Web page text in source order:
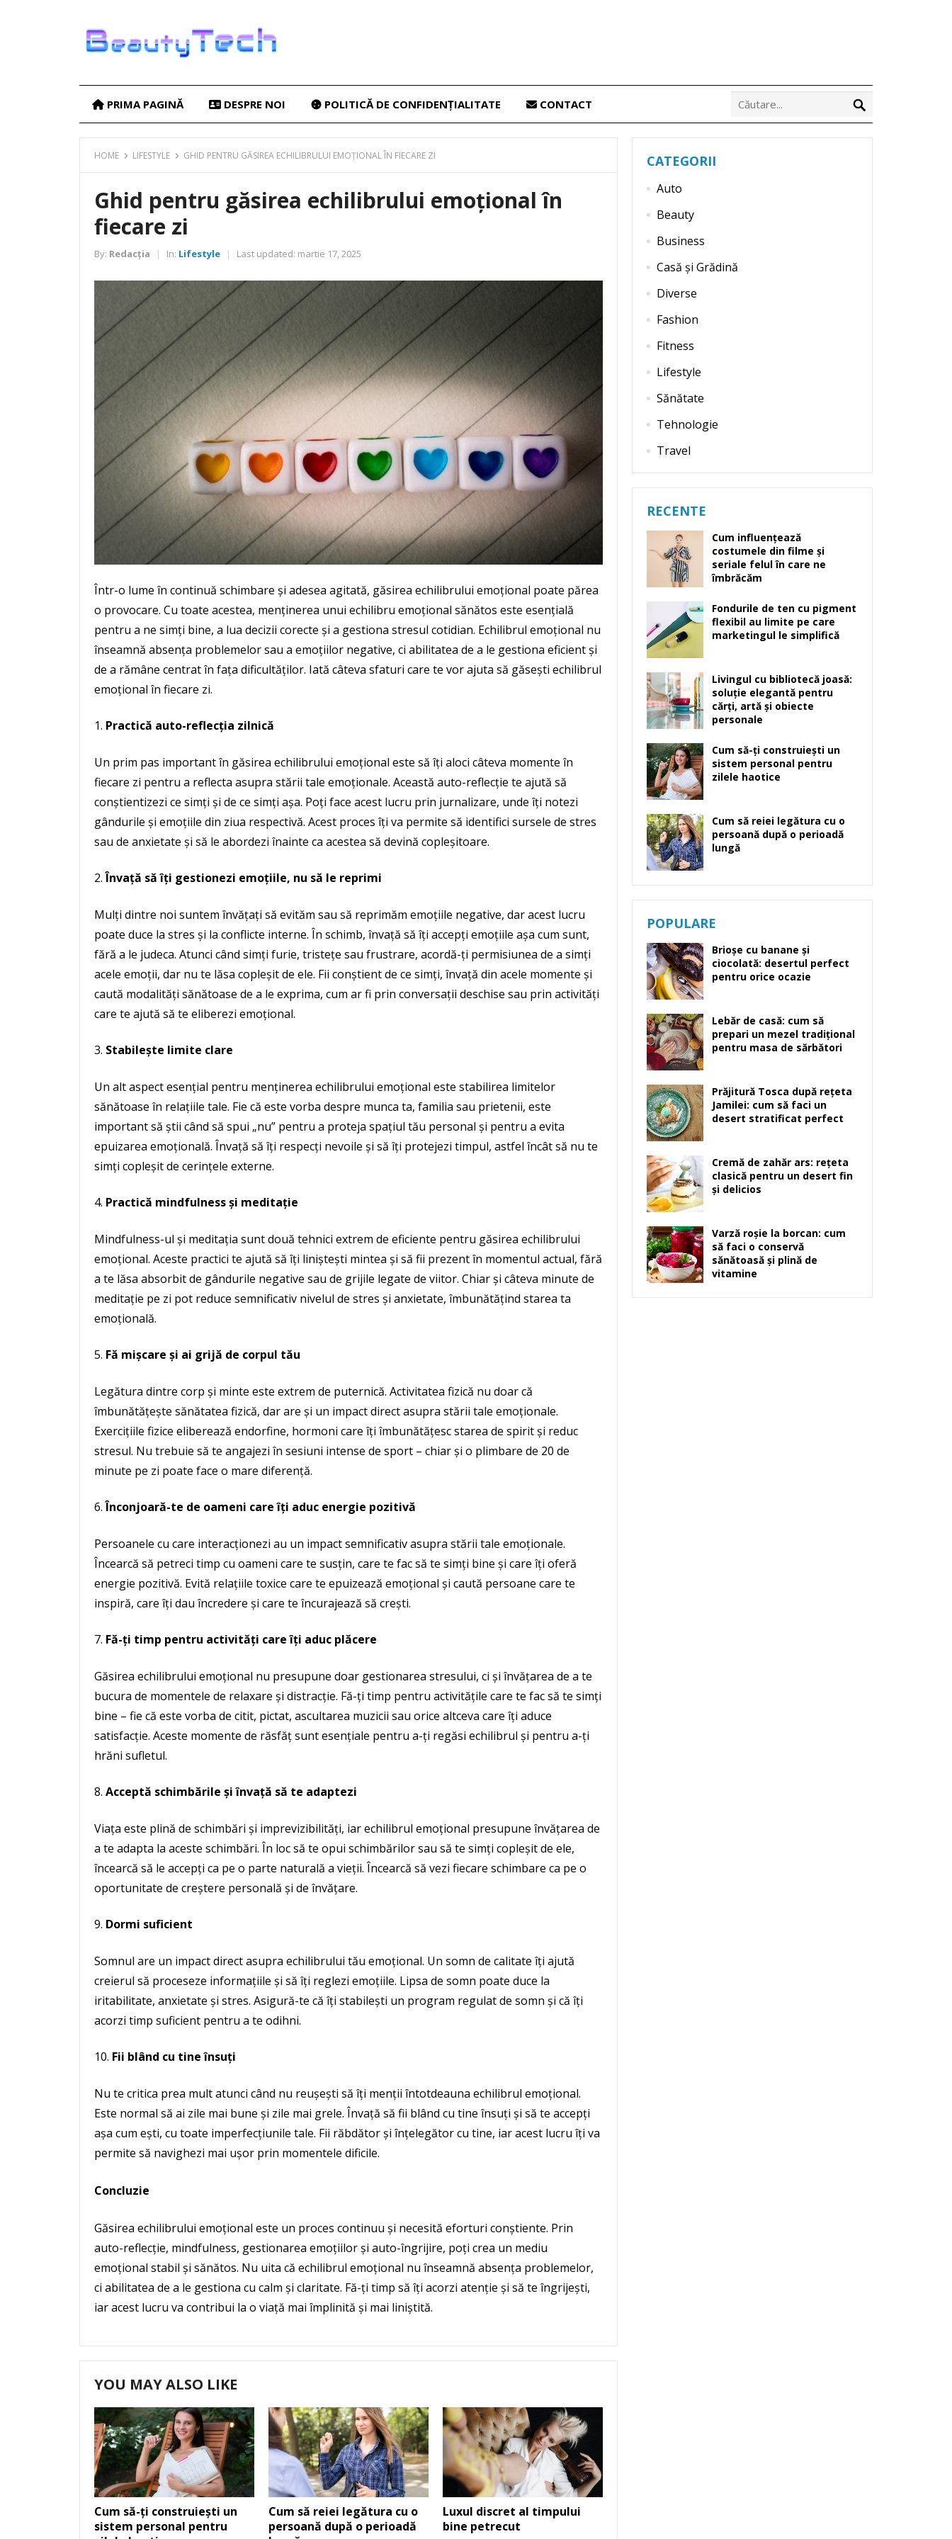
PRIMA PAGINĂ DESPRE NOI POLITICĂ DE CONFIDENȚIALITATE CONTACT
HOME LIFESTYLE GHID PENTRU GĂSIREA ECHILIBRULUI EMOȚIONAL ÎN FIECARE ZI
Ghid pentru găsirea echilibrului emoțional în
fiecare zi
By: Redacția | In: Lifestyle | Last updated: martie 17, 2025
Într-o lume în continuă schimbare și adesea agitată, găsirea echilibrului emoțional poate părea
o provocare. Cu toate acestea, menținerea unui echilibru emoțional sănătos este esențială
pentru a ne simți bine, a lua decizii corecte și a gestiona stresul cotidian. Echilibrul emoțional nu
înseamnă absența problemelor sau a emoțiilor negative, ci abilitatea de a le gestiona eficient și
de a rămâne centrat în fața dificultăților. Iată câteva sfaturi care te vor ajuta să găsești echilibrul
emoțional în fiecare zi.
Practică auto-reflecția zilnică
Un prim pas important în găsirea echilibrului emoțional este să îți aloci câteva momente în
fiecare zi pentru a reflecta asupra stării tale emoționale. Această auto-reflecție te ajută să
conștientizezi ce simți și de ce simți așa. Poți face acest lucru prin jurnalizare, unde îți notezi
gândurile și emoțiile din ziua respectivă. Acest proces îți va permite să identifici sursele de stres
sau de anxietate și să le abordezi înainte ca acestea să devină copleșitoare.
Învață să îți gestionezi emoțiile, nu să le reprimi
Mulți dintre noi suntem învățați să evităm sau să reprimăm emoțiile negative, dar acest lucru
poate duce la stres și la conflicte interne. În schimb, învață să îți accepți emoțiile așa cum sunt,
fără a le judeca. Atunci când simți furie, tristețe sau frustrare, acordă-ți permisiunea de a simți
acele emoții, dar nu te lăsa copleșit de ele. Fii conștient de ce simți, învață din acele momente și
caută modalități sănătoase de a le exprima, cum ar fi prin conversații deschise sau prin activități
care te ajută să te eliberezi emoțional.
Stabilește limite clare
Un alt aspect esențial pentru menținerea echilibrului emoțional este stabilirea limitelor
sănătoase în relațiile tale. Fie că este vorba despre munca ta, familia sau prietenii, este
important să știi când să spui „nu” pentru a proteja spațiul tău personal și pentru a evita
epuizarea emoțională. Învață să îți respecți nevoile și să îți protejezi timpul, astfel încât să nu te
simți copleșit de cerințele externe.
Practică mindfulness și meditație
Mindfulness-ul și meditația sunt două tehnici extrem de eficiente pentru găsirea echilibrului
emoțional. Aceste practici te ajută să îți liniștești mintea și să fii prezent în momentul actual, fără
a te lăsa absorbit de gândurile negative sau de grijile legate de viitor. Chiar și câteva minute de
meditație pe zi pot reduce semnificativ nivelul de stres și anxietate, îmbunătățind starea ta
emoțională.
Fă mișcare și ai grijă de corpul tău
Legătura dintre corp și minte este extrem de puternică. Activitatea fizică nu doar că
îmbunătățește sănătatea fizică, dar are și un impact direct asupra stării tale emoționale.
Exercițiile fizice eliberează endorfine, hormoni care îți îmbunătățesc starea de spirit și reduc
stresul. Nu trebuie să te angajezi în sesiuni intense de sport – chiar și o plimbare de 20 de
minute pe zi poate face o mare diferență.
Înconjoară-te de oameni care îți aduc energie pozitivă
Persoanele cu care interacționezi au un impact semnificativ asupra stării tale emoționale.
Încearcă să petreci timp cu oameni care te susțin, care te fac să te simți bine și care îți oferă
energie pozitivă. Evită relațiile toxice care te epuizează emoțional și caută persoane care te
inspiră, care îți dau încredere și care te încurajează să crești.
Fă-ți timp pentru activități care îți aduc plăcere
Găsirea echilibrului emoțional nu presupune doar gestionarea stresului, ci și învățarea de a te
bucura de momentele de relaxare și distracție. Fă-ți timp pentru activitățile care te fac să te simți
bine – fie că este vorba de citit, pictat, ascultarea muzicii sau orice altceva care îți aduce
satisfacție. Aceste momente de răsfăț sunt esențiale pentru a-ți regăsi echilibrul și pentru a-ți
hrăni sufletul.
Acceptă schimbările și învață să te adaptezi
Viața este plină de schimbări și imprevizibilități, iar echilibrul emoțional presupune învățarea de
a te adapta la aceste schimbări. În loc să te opui schimbărilor sau să te simți copleșit de ele,
încearcă să le accepți ca pe o parte naturală a vieții. Încearcă să vezi fiecare schimbare ca pe o
oportunitate de creștere personală și de învățare.
Dormi suficient
Somnul are un impact direct asupra echilibrului tău emoțional. Un somn de calitate îți ajută
creierul să proceseze informațiile și să îți reglezi emoțiile. Lipsa de somn poate duce la
iritabilitate, anxietate și stres. Asigură-te că îți stabilești un program regulat de somn și că îți
acorzi timp suficient pentru a te odihni.
Fii blând cu tine însuți
Nu te critica prea mult atunci când nu reușești să îți menții întotdeauna echilibrul emoțional.
Este normal să ai zile mai bune și zile mai grele. Învață să fii blând cu tine însuți și să te accepți
așa cum ești, cu toate imperfecțiunile tale. Fii răbdător și înțelegător cu tine, iar acest lucru îți va
permite să navighezi mai ușor prin momentele dificile.
Concluzie
Găsirea echilibrului emoțional este un proces continuu și necesită eforturi conștiente. Prin
auto-reflecție, mindfulness, gestionarea emoțiilor și auto-îngrijire, poți crea un mediu
emoțional stabil și sănătos. Nu uita că echilibrul emoțional nu înseamnă absența problemelor,
ci abilitatea de a le gestiona cu calm și claritate. Fă-ți timp să îți acorzi atenție și să te îngrijești,
iar acest lucru va contribui la o viață mai împlinită și mai liniștită.
YOU MAY ALSO LIKE
Cum să-ți construiești un
sistem personal pentru
Cum să reiei legătura cu o
persoană după o perioadă
Luxul discret al timpului
bine petrecut
CATEGORII
Auto
Beauty
Business
Casă și Grădină
Diverse
Fashion
Fitness
Lifestyle
Sănătate
Tehnologie
Travel
RECENTE
Cum influențează
costumele din filme și
seriale felul în care ne
îmbrăcăm
Fondurile de ten cu pigment
flexibil au limite pe care
marketingul le simplifică
Livingul cu bibliotecă joasă:
soluție elegantă pentru
cărți, artă și obiecte
personale
Cum să-ți construiești un
sistem personal pentru
zilele haotice
Cum să reiei legătura cu o
persoană după o perioadă
lungă
POPULARE
Brioșe cu banane și
ciocolată: desertul perfect
pentru orice ocazie
Lebăr de casă: cum să
prepari un mezel tradițional
pentru masa de sărbători
Prăjitură Tosca după rețeta
Jamilei: cum să faci un
desert stratificat perfect
Cremă de zahăr ars: rețeta
clasică pentru un desert fin
și delicios
Varză roșie la borcan: cum
să faci o conservă
sănătoasă și plină de
vitamine